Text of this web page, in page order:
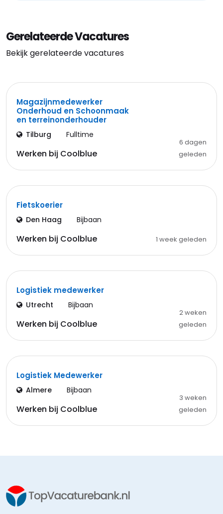
Gerelateerde Vacatures
Bekijk gerelateerde vacatures
Magazijnmedewerker
Onderhoud en Schoonmaak
en terreinonderhouder
Tilburg Fulltime
Werken bij Coolblue
6 dagen
geleden
Fietskoerier
Den Haag Bijbaan
Werken bij Coolblue 1 week geleden
Logistiek medewerker
Utrecht Bijbaan
Werken bij Coolblue
2 weken
geleden
Logistiek Medewerker
Almere Bijbaan
Werken bij Coolblue
3 weken
geleden